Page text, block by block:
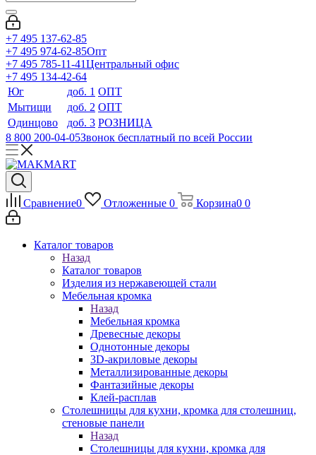
+7 495 137-62-85
+7 495 974-62-85Опт
+7 495 785-11-41Центральный офис
+7 495 134-42-64
Юг
доб. 1 ОПТ
Мытищи
доб. 2 ОПТ
Одинцово
доб. 3 РОЗНИЦА
8 800 200-04-05Звонок бесплатный по всей России
Сравнение0 Отложенные 0 Корзина0 0
Каталог товаров
Назад
Каталог товаров
Изделия из нержавеющей стали
Мебельная кромка
Назад
Мебельная кромка
Древесные декоры
Однотонные декоры
3D-акриловые декоры
Металлизированные декоры
Фантазийные декоры
Клей-расплав
Столешницы для кухни, кромка для столешниц,
стеновые панели
Назад
Столешницы для кухни, кромка для